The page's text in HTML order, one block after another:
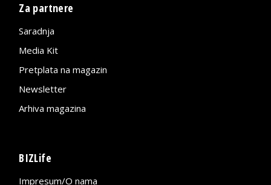
Za partnere
Saradnja
Media Kit
Pretplata na magazin
Newsletter
Arhiva magazina
BIZLife
Impresum/O nama